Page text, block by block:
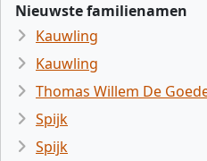
Nieuwste familienamen
Kauwling
Kauwling
Thomas Willem De
Spijk
Spijk